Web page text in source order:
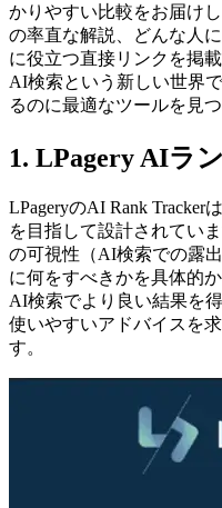
かりやすい比較をお届け
の率直な解説、どんな人
に役立つ直接リンクを掲
AI検索という新しい世界
るのに最適なツールを見
1. LPagery AIラ
LPageryのAI Rank Tracker
を目指して設計されてい
の可視性（AI検索での露
に何をすべきかを具体的
AI検索でより良い結果を
使いやすいアドバイスを
す。